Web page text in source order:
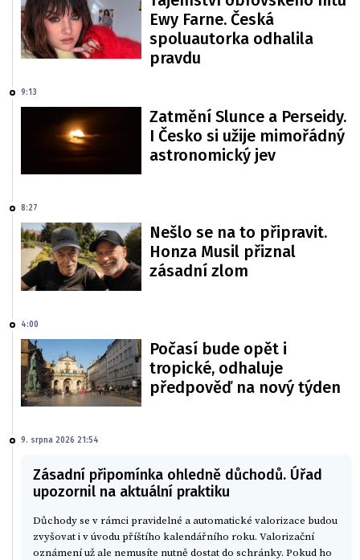
Ewy Farne. Česká
spoluautorka odhalila
pravdu
9:13
Zatmění Slunce a Perseidy.
I Česko si užije mimořádný
astronomický jev
8:27
Nešlo se na to připravit.
Honza Musil přiznal
zásadní zlom
4:00
Počasí bude opět i
tropické, odhaluje
předpověď na nový týden
9. srpna 2026 21:54
Zásadní připomínka ohledně důchodů. Úřad
upozornil na aktuální praktiku
Důchody se v rámci pravidelné a automatické valorizace budou
zvyšovat i v úvodu příštího kalendářního roku. Valorizační
oznámení už ale nemusíte nutně dostat do schránky. Pokud ho